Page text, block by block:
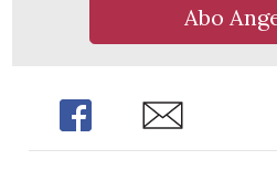
Abo
Share Share